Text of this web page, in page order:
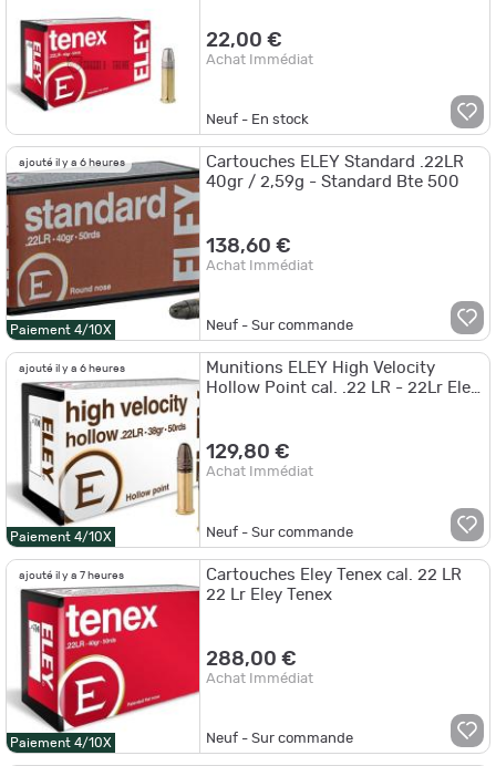
22,00 €
Achat Immédiat
Neuf - En stock
ajouté il y a 6 heures
Paiement 4/10X
Cartouches ELEY Standard .22LR
40gr / 2,59g - Standard Bte 500
138,60 €
Achat Immédiat
Neuf - Sur commande
ajouté il y a 6 heures
Paiement 4/10X
Munitions ELEY High Velocity
Hollow Point cal. .22 LR - 22Lr Eley
129,80 €
Achat Immédiat
Neuf - Sur commande
ajouté il y a 7 heures
Paiement 4/10X
Cartouches Eley Tenex cal. 22 LR
22 Lr Eley Tenex
288,00 €
Achat Immédiat
Neuf - Sur commande